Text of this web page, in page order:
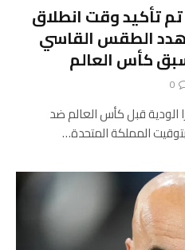
تأكيد وقت انطلاق
هدد الطقس القاسي
كأس العالم
0
الودية قبل كأس العالم ضد